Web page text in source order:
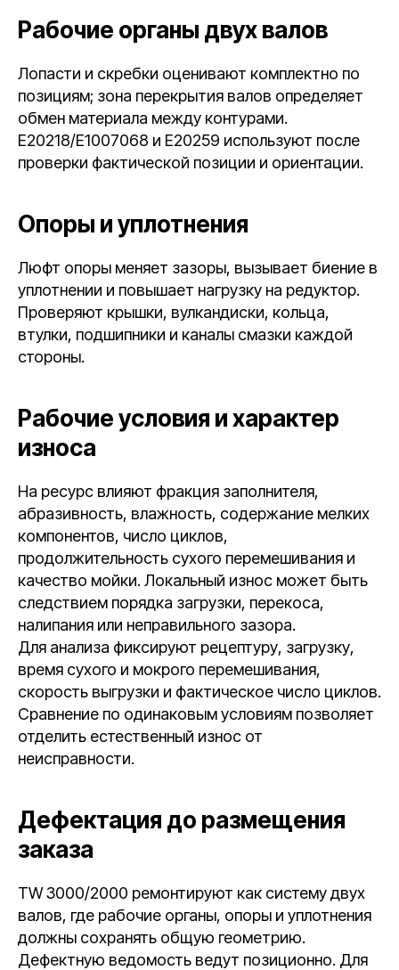
Рабочие органы двух валов
Лопасти и скребки оценивают комплектно по
позициям; зона перекрытия валов определяет
обмен материала между контурами.
E20218/E1007068 и E20259 используют после
проверки фактической позиции и ориентации.
Опоры и уплотнения
Люфт опоры меняет зазоры, вызывает биение в
уплотнении и повышает нагрузку на редуктор.
Проверяют крышки, вулкандиски, кольца,
втулки, подшипники и каналы смазки каждой
стороны.
Рабочие условия и характер
износа
На ресурс влияют фракция заполнителя,
абразивность, влажность, содержание мелких
компонентов, число циклов,
продолжительность сухого перемешивания и
качество мойки. Локальный износ может быть
следствием порядка загрузки, перекоса,
налипания или неправильного зазора.
Для анализа фиксируют рецептуру, загрузку,
время сухого и мокрого перемешивания,
скорость выгрузки и фактическое число циклов.
Сравнение по одинаковым условиям позволяет
отделить естественный износ от
неисправности.
Дефектация до размещения
заказа
TW 3000/2000 ремонтируют как систему двух
валов, где рабочие органы, опоры и уплотнения
должны сохранять общую геометрию.
Дефектную ведомость ведут позиционно. Для